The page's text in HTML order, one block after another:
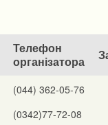
Телефон
організатора
(044) 362-05-76
(0342)77-72-08